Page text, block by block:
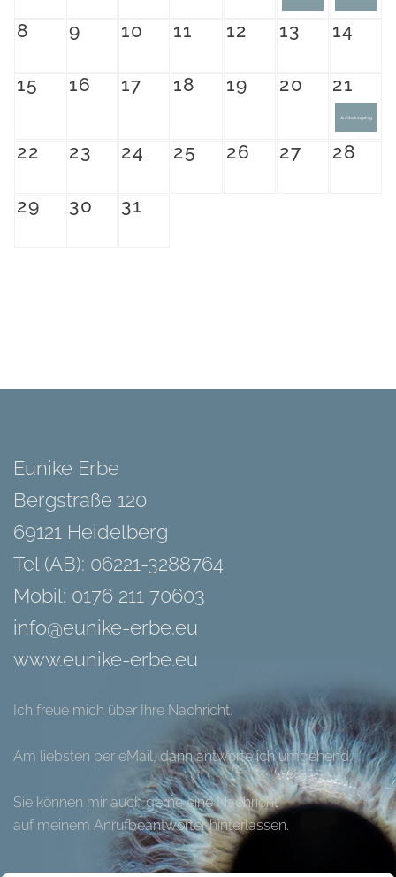
8 9 10 11 12 13 14
15 16 17 18 19 20 21
Aufstellungstag
22 23 24 25 26 27 28
29 30 31
Eunike Erbe
Bergstraße 120
69121 Heidelberg
Tel (AB): 06221-3288764
Mobil: 0176 211 70603
info@eunike-erbe.eu
www.eunike-erbe.eu
Ich freue mich über Ihre Nachricht.
Am liebsten per eMail, dann antworte ich umgehend.
Sie können mir auch gerne eine Nachricht
auf meinem Anrufbeantworter hinterlassen.